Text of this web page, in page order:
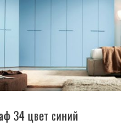
34 цвет синий